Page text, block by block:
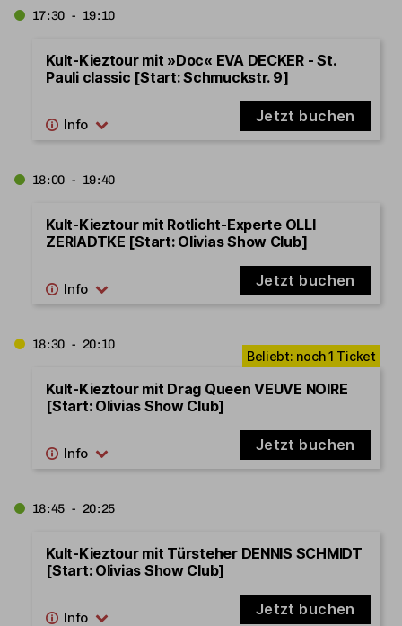
17:30 - 19:10
Kult-Kieztour mit »Doc« EVA DECKER - St.
Pauli classic [Start: Schmuckstr. 9]
Jetzt buchen
18:00 - 19:40
Kult-Kieztour mit Rotlicht-Experte OLLI
ZERIADTKE [Start: Olivias Show Club]
Jetzt buchen
18:30 - 20:10
Kult-Kieztour mit Drag Queen VEUVE NOIRE
[Start: Olivias Show Club]
Jetzt buchen
18:45 - 20:25
Kult-Kieztour mit Türsteher DENNIS SCHMIDT
[Start: Olivias Show Club]
Jetzt buchen